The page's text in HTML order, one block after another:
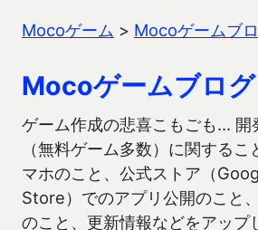
Mocoゲーム > Mocoゲームブ
Mocoゲームブログ
ゲーム作成の悲喜こもごも… 開
（無料ゲーム多数）に関するこ
マホのこと、公式ストア（
Store）でのアプリ公開のこと
のこと、更新情報などをアップ